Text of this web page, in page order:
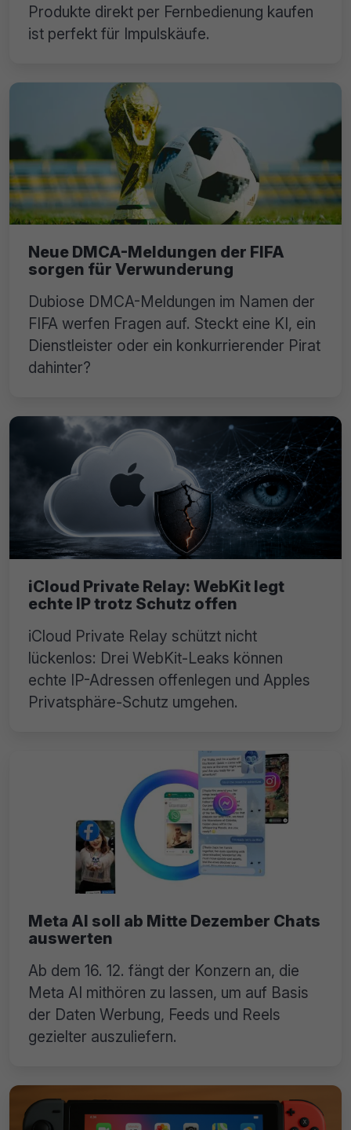
Produkte direkt per Fernbedienung kaufen
ist perfekt für Impulskäufe.
Neue DMCA-Meldungen der FIFA
sorgen für Verwunderung
Dubiose DMCA-Meldungen im Namen der
FIFA werfen Fragen auf. Steckt eine KI, ein
Dienstleister oder ein konkurrierender Pirat
dahinter?
iCloud Private Relay: WebKit legt
echte IP trotz Schutz offen
iCloud Private Relay schützt nicht
lückenlos: Drei WebKit-Leaks können
echte IP-Adressen offenlegen und Apples
Privatsphäre-Schutz umgehen.
Meta AI soll ab Mitte Dezember Chats
auswerten
Ab dem 16. 12. fängt der Konzern an, die
Meta AI mithören zu lassen, um auf Basis
der Daten Werbung, Feeds und Reels
gezielter auszuliefern.